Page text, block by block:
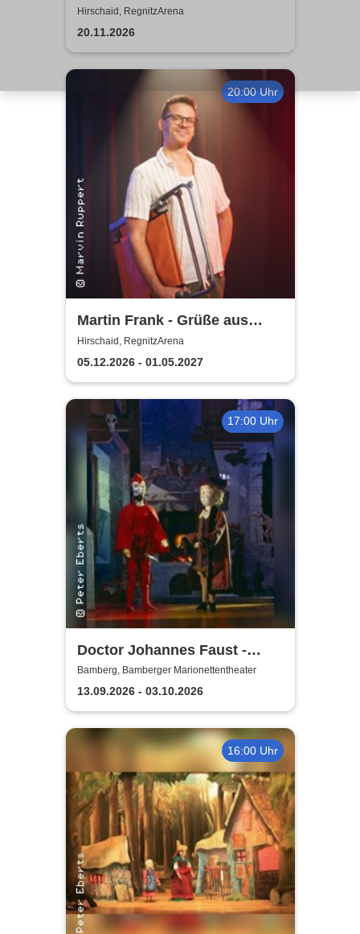
Gschicht'n
Hirschaid, RegnitzArena
20.11.2026
20:00 Uhr
Martin Frank - Grüße aus
Allegro Süd
Hirschaid, RegnitzArena
05.12.2026 - 01.05.2027
17:00 Uhr
Doctor Johannes Faust -
Bamberger
Marionettentheater
Bamberg, Bamberger Marionettentheater
13.09.2026 - 03.10.2026
16:00 Uhr